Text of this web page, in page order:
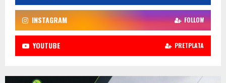
INSTAGRAM FOLLOW
YOUTUBE PRETPLATA